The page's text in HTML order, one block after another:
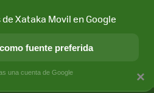
SOCIEDAD APLICACIONES
×
Xataka Movil en Google
fuente preferida
una cuenta de Google